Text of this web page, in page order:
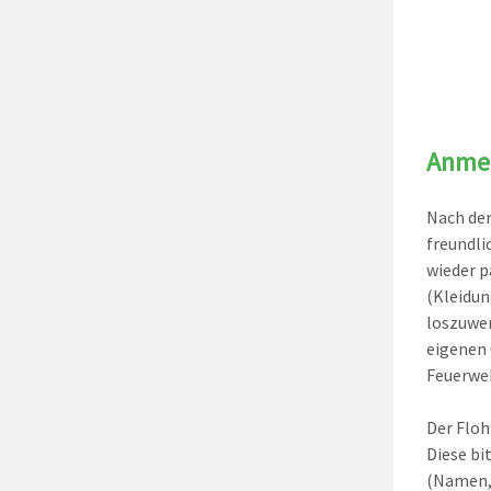
Nach
wieder
eigenen
Der
Diese